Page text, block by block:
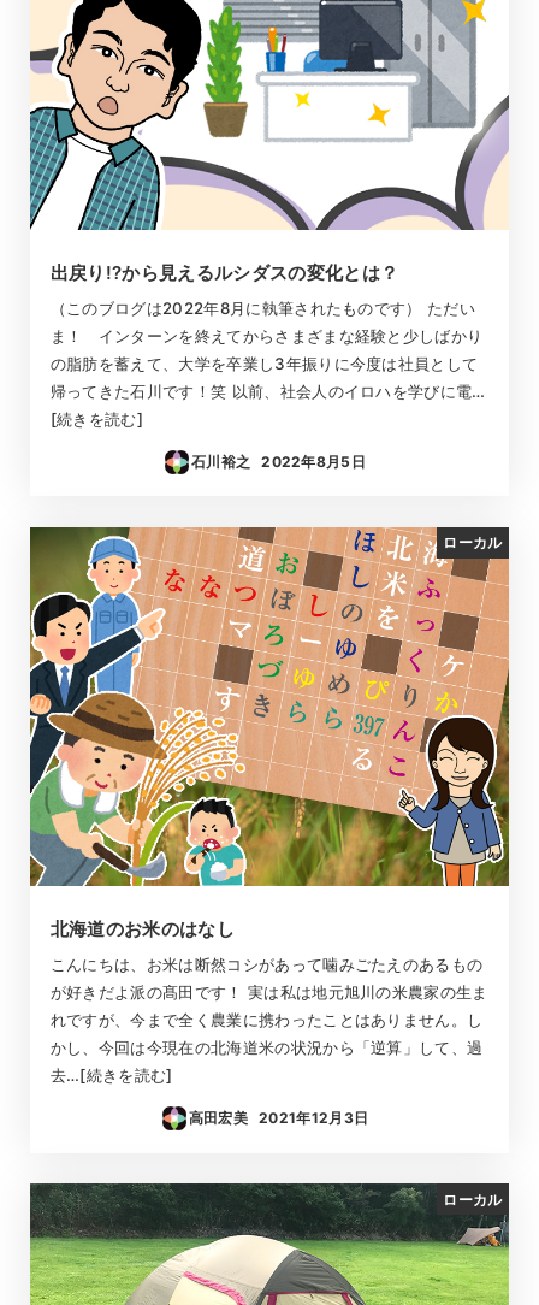
出戻り!?から見えるルシダスの変化とは？
（このブログは2022年8月に執筆されたものです） ただい
ま！ インターンを終えてからさまざまな経験と少しばかり
の脂肪を蓄えて、大学を卒業し3年振りに今度は社員として
帰ってきた石川です！笑 以前、社会人のイロハを学びに電…
[続きを読む]
石川裕之
投稿日
2022年8月5日
ローカル
北海道のお米のはなし
こんにちは、お米は断然コシがあって噛みごたえのあるもの
が好きだよ派の髙田です！ 実は私は地元旭川の米農家の生ま
れですが、今まで全く農業に携わったことはありません。し
かし、今回は今現在の北海道米の状況から「逆算」して、過
去…[続きを読む]
高田宏美
投稿日
2021年12月3日
ローカル